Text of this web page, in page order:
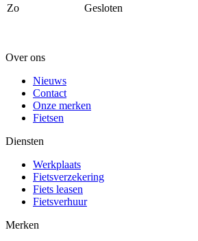
Zo
Gesloten
Over ons
Nieuws
Contact
Onze merken
Fietsen
Diensten
Werkplaats
Fietsverzekering
Fiets leasen
Fietsverhuur
Merken